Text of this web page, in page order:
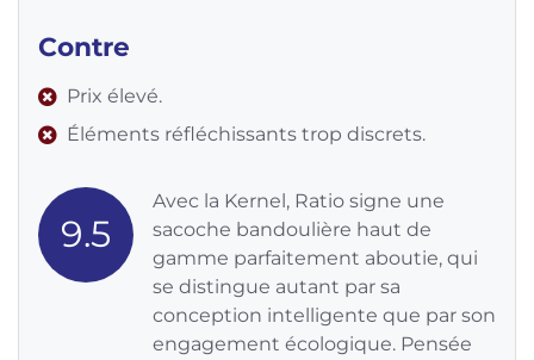
Contre
Prix élevé.
Éléments réfléchissants trop discrets.
9.5
Avec la Kernel, Ratio signe une
sacoche bandoulière haut de
gamme parfaitement aboutie, qui
se distingue autant par sa
conception intelligente que par son
engagement écologique. Pensée